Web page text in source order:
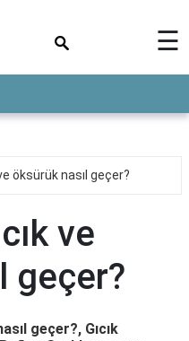
☰
öksürük nasıl geçer?
ve
geçer?
geçer?, Gıcık